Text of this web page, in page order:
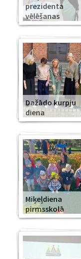
prezidenta
vēlēšanas
Dažādo kurpju
diena
Miķeļdiena
pirmsskolā